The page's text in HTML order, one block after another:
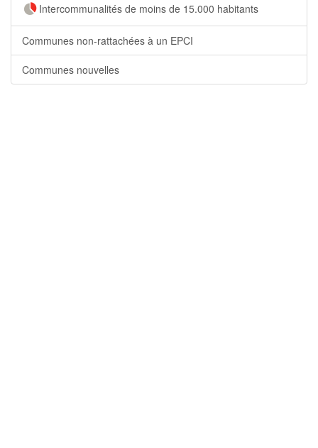
Intercommunalités de moins de 15.000 habitants
Communes non-rattachées à un EPCI
Communes nouvelles